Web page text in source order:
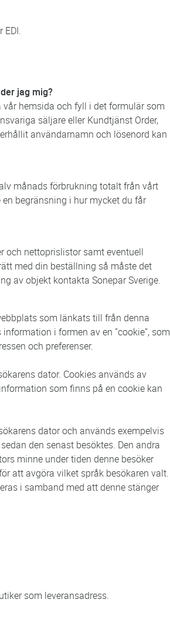
EDI.
jag mig?
vår hemsida och fyll i det formulär som
säljare eller Kundtjänst Order,
användarnamn och lösenord kan
månads förbrukning totalt från vårt
begränsning i hur mycket du får
och nettoprislistor samt eventuell
med din beställning så måste det
av objekt kontakta Sonepar Sverige.
som länkats till från denna
i formen av en ”cookie”, som
och preferenser.
dator. Cookies används av
som finns på en cookie kan
dator och används exempelvis
den senast besöktes. Den andra
minne under tiden denne besöker
att avgöra vilket språk besökaren valt.
i samband med att denne stänger
som leveransadress.